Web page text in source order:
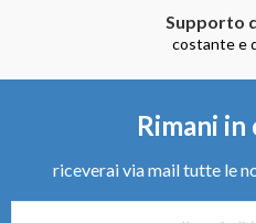
Supporto
costante e
Rimani
riceverai via mail tutte le